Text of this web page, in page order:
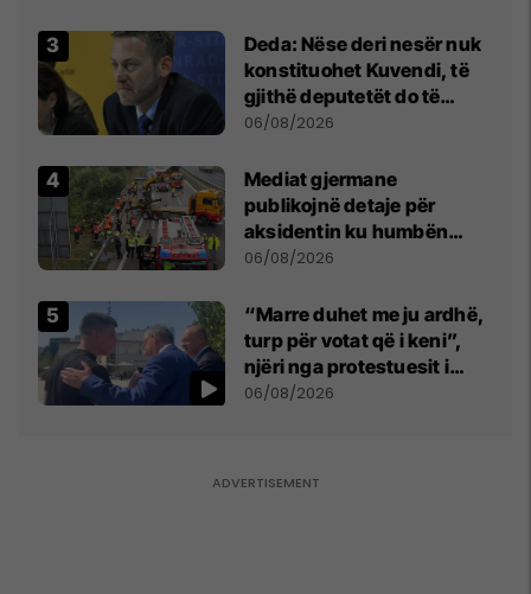
Deda: Nëse deri nesër nuk
konstituohet Kuvendi, të
gjithë deputetët do të
bëjnë shkelje të rëndë
06/08/2026
Mediat gjermane
publikojnë detaje për
aksidentin ku humbën
jetën tre mërgimtarë nga
06/08/2026
“Marre duhet me ju ardhë,
turp për votat që i keni”,
njëri nga protestuesit i
drejtohet Bedri Hamzës
06/08/2026